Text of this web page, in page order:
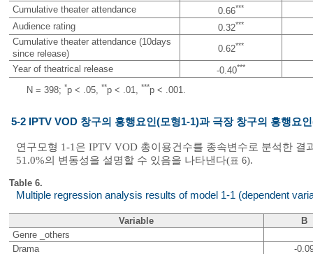
Cumulative theater attendance
0.66***
Audience rating 0.32***
Cumulative theater attendance (10days
since release)
0.62***
Year of theatrical release -0.40***
N = 398; *p < .05, **p < .01, ***p < .001.
5-2 IPTV VOD 창구의 흥행요인(모형1-1)과 극장 창구의 흥행요
연구모형 1-1은 IPTV VOD 총이용건수를 종속변수로 분석한 결
51.0%의 변동성을 설명할 수 있음을 나타낸다(표 6).
Table 6.
Multiple regression analysis results of model 1-1 (dependent
Variable
B
Genre _others
Drama
-